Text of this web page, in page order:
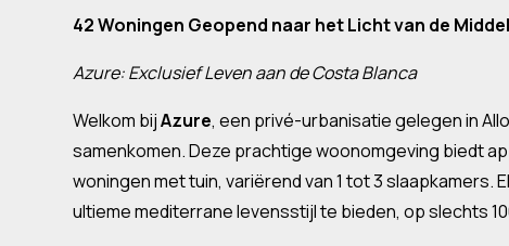
42 Woningen Geopend naar het Licht van de
Azure: Exclusief Leven aan de Costa Blanca
Welkom bijAzure, een privé-urbanisatie gelegen in
samenkomen. Deze prachtige woonomgeving biedt
woningen met tuin, variërend van 1 tot 3 slaapkamers.
ultieme mediterrane levensstijl te bieden, op slechts